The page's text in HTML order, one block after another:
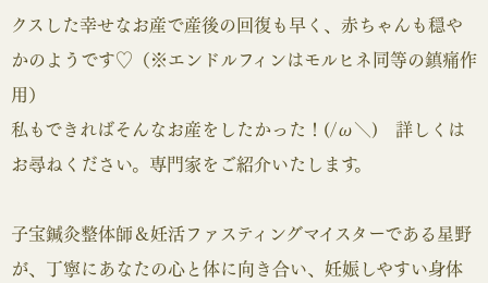
クスした幸せなお産で産後の回復も早く、赤ちゃんも穏や
かのようです♡（※エンドルフィンはモルヒネ同等の鎮痛作
用）
私もできればそんなお産をしたかった！(/ω＼) 詳しくは
お尋ねください。専門家をご紹介いたします。
子宝鍼灸整体師＆妊活ファスティングマイスターである星野
が、丁寧にあなたの心と体に向き合い、妊娠しやすい身体